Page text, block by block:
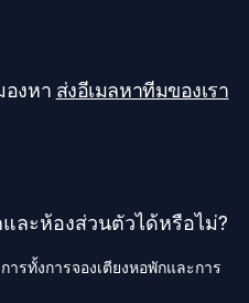
งหา ส่งอีเมลหาทีมของเรา
ละห้องส่วนตัวได้หรือไม่?
รทั้งการจองเตียงหอพักและการ